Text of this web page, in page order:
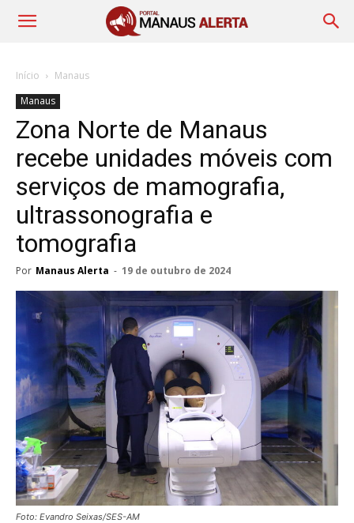
Início
Manaus
Manaus
Zona Norte de Manaus
recebe unidades móveis com
serviços de mamografia,
ultrassonografia e
tomografia
Por Manaus Alerta - 19 de outubro de 2024
Foto: Evandro Seixas/SES-AM